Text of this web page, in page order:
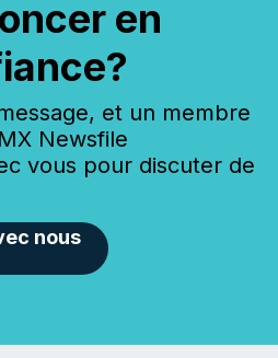
en
et un membre
Newsfile
vous pour discuter de
nous